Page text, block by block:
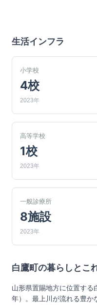
生活インフラ
小学校
4校
2023年
高等学校
1校
2023年
一般診療所
8施設
2023年
白鷹町 の暮らしとこ
山形県置賜地方に位置す
年）。最上川が流れる豊か